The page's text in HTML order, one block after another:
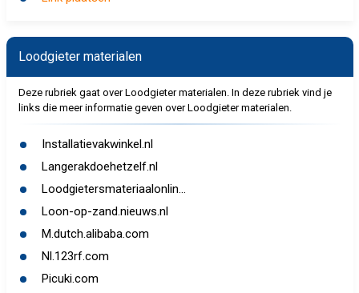
Loodgieter materialen
Deze rubriek gaat over Loodgieter materialen. In deze rubriek vind je
links die meer informatie geven over Loodgieter materialen.
Installatievakwinkel.nl
Langerakdoehetzelf.nl
Loodgietersmateriaalonlin...
Loon-op-zand.nieuws.nl
M.dutch.alibaba.com
Nl.123rf.com
Picuki.com